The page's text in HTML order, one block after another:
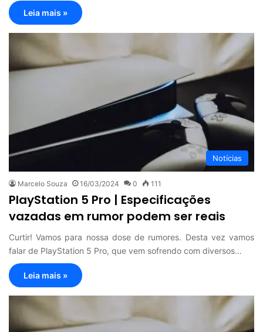
Leia mais »
Notícias
Marcelo Souza 16/03/2024 0 111
PlayStation 5 Pro | Especificações
vazadas em rumor podem ser reais
Curtir! Vamos para nossa dose de rumores. Desta vez vamos
falar de PlayStation 5 Pro, que vem sofrendo com diversos…
Leia mais »